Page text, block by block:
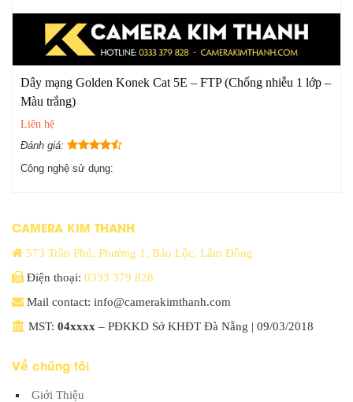
Dây mạng Golden Konek Cat 5E – FTP (Chống nhiễu 1 lớp –
Màu trắng)
Liên hệ
Đánh giá:
Công nghệ sử dụng:
CAMERA KIM THANH
573 Trần Phú, Phường 1, Bảo Lộc, Lâm Đồng
Điện thoại: 0333 379 828
Mail contact: info@camerakimthanh.com
MST: 04xxxx – PĐKKD Sở KHĐT Đà Nẵng | 09/03/2018
Về chúng tôi
Giới Thiệu